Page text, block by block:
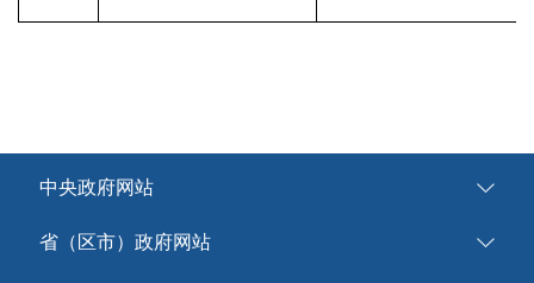
中央政府网站
省（区市）政府网站